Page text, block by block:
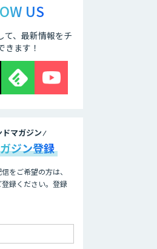
US
て、最新情報をチ
きます！
ドマガジン
ジン登録
をご希望の方は、
録ください。登録